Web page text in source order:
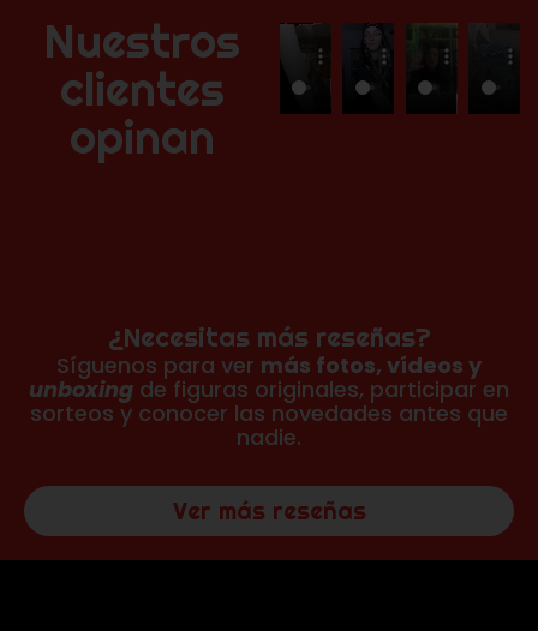
Nuestros
clientes
opinan
¿Necesitas más reseñas?
Síguenos para ver más fotos, vídeos y
unboxing de figuras originales, participar en
sorteos y conocer las novedades antes que
nadie.
Ver más reseñas